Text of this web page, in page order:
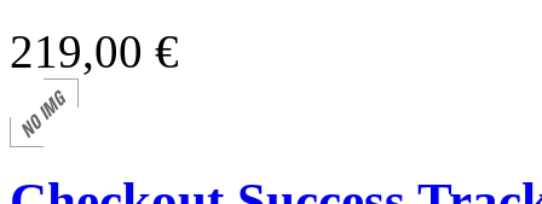
219,00 €